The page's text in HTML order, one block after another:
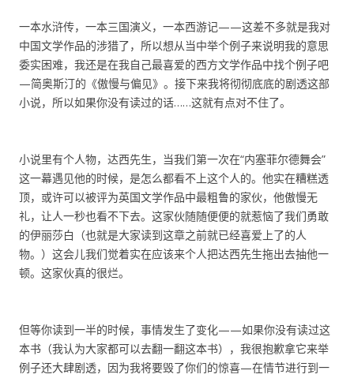
一本水浒传，一本三国演义，一本西游记——这差不多就是我对
中国文学作品的涉猎了，所以想从当中举个例子来说明我的意思
委实困难，我还是在我自己最喜爱的西方文学作品中找个例子吧
—简奥斯汀的《傲慢与偏见》。接下来我将彻彻底底的剧透这部
小说，所以如果你没有读过的话……这就有点对不住了。
小说里有个人物，达西先生，当我们第一次在“内塞菲尔德舞会”
这一幕遇见他的时候，是怎么都看不上这个人的。他实在糟糕透
顶，或许可以被评为英国文学作品中最粗鲁的家伙，他傲慢无
礼，让人一秒也看不下去。这家伙随随便便的就惹恼了我们勇敢
的伊丽莎白（也就是大家读到这章之前就已经喜爱上了的人
物。）这会儿我们觉着实在应该来个人把达西先生拖出去抽他一
顿。这家伙真的很烂。
但等你读到一半的时候，事情发生了变化——如果你没有读过这
本书（我认为大家都可以去翻一翻这本书），我很抱歉拿它来举
例子还大肆剧透，因为我将要毁了你们的惊喜—在情节进行到一